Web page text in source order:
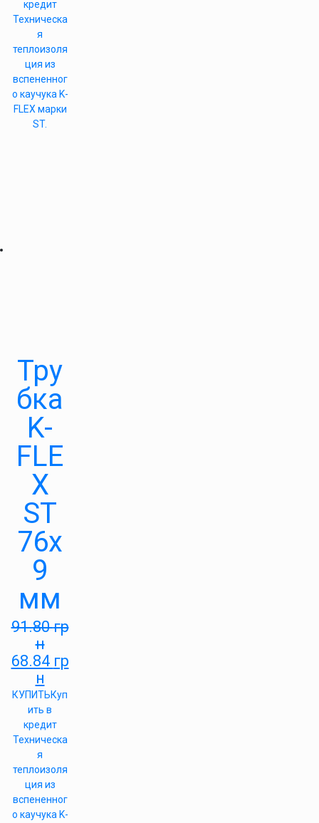
кредит
Техническа
я
теплоизоля
ция из
вспененног
о каучука K-
FLEX марки
ST.
Тру
бка
K-
FLE
X
ST
76х
9
мм
91.80гр
н
68.84 гр
н
КУПИТЬКуп
ить в
кредит
Техническа
я
теплоизоля
ция из
вспененног
о каучука K-